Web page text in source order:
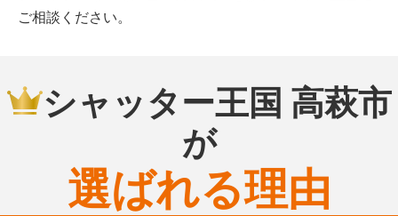
ご相談ください。
シャッター王国 高萩市
が
選ばれる理由